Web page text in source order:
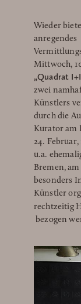
Wieder
Mittwoch,
„Quadrat
zwei
Künstlers
durch die
Kurator am
24.
u.a.
Bremen,
besonders
Künstler
rechtzeitig
bezogen